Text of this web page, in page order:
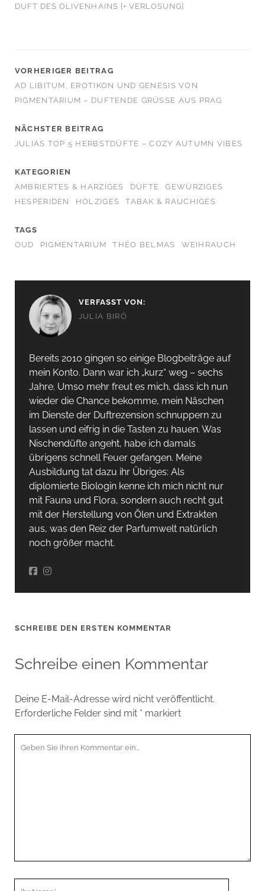
DUFT DES OLIVENHAINS [+ VERLOSUNG]
VORHERIGER BEITRAG
AD LIBITUM, EROTIKON UND GENESIS VON
PIGMENTARIUM – DUFTENDE GRÜSSE AUS PRAG
NÄCHSTER BEITRAG
JULIAS TOP 5 HERBSTDÜFTE – COZY AUTUMN VIBES
KATEGORIEN
AMBRIERTES & HARZIGES
DÜFTE
GEWÜRZIGES
HESPERIDEN
HOLZIGES TABAK & RAUCHIGES
TAGS
OUD
PIGMENTARIUM THÉO BELMAS WEIHRAUCH
VERFASST VON:
JULIA BIRÓ
Bereits 2010 gingen so einige Blogbeiträge auf
mein Konto. Dann war ich „kurz“ weg – sechs
Jahre. Umso mehr freut es mich, dass ich nun
wieder die Chance bekomme, mein Näschen
im Dienste der Duftrezension schnuppern zu
lassen und eifrig in die Tasten zu hauen. Was
Nischendüfte angeht, habe ich damals
übrigens schnell Feuer gefangen. Meine
Ausbildung tat dazu ihr Übriges: Als
diplomierte Biologin kenne ich mich nicht nur
mit Fauna und Flora, sondern auch recht gut
mit der Herstellung von Ölen und Extrakten
aus, was den Reiz der Parfumwelt natürlich
noch größer macht.
SCHREIBE DEN ERSTEN KOMMENTAR
Schreibe einen Kommentar
Deine E-Mail-Adresse wird nicht veröffentlicht.
Erforderliche Felder sind mit * markiert